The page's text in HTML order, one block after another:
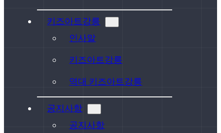
키즈아트강릉
인사말
키즈아트강릉
역대 키즈아트강릉
공지사항
공지사항